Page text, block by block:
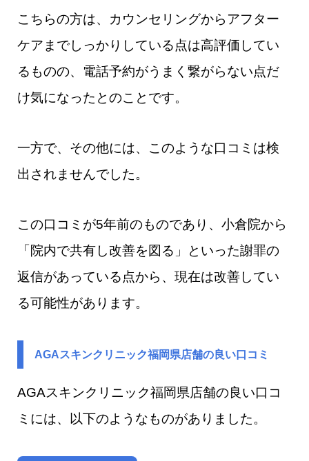
こちらの方は、カウンセリングからアフター
ケアまでしっかりしている点は高評価してい
るものの、電話予約がうまく繋がらない点だ
け気になったとのことです。
一方で、その他には、このような口コミは検
出されませんでした。
この口コミが5年前のものであり、小倉院から
「院内で共有し改善を図る」といった謝罪の
返信があっている点から、現在は改善してい
る可能性があります。
AGAスキンクリニック福岡県店舗の良い口コミ
AGAスキンクリニック福岡県店舗​の良い口コ
ミには、以下のようなものがありました。